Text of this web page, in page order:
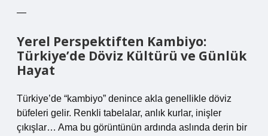
—
Yerel Perspektiften Kambiyo:
Türkiye’de Döviz Kültürü ve Günlük
Hayat
Türkiye’de “kambiyo” denince akla genellikle döviz
büfeleri gelir. Renkli tabelalar, anlık kurlar, inişler
çıkışlar… Ama bu görüntünün ardında aslında derin bir